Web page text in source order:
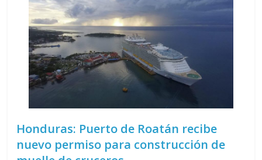
Honduras: Puerto de Roatán recibe
nuevo permiso para construcción de